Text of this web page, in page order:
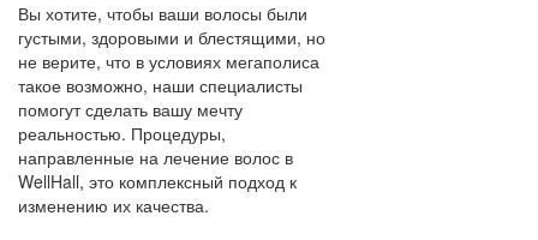
Вы хотите, чтобы ваши волосы были
густыми, здоровыми и блестящими, но
не верите, что в условиях мегаполиса
такое возможно, наши специалисты
помогут сделать вашу мечту
реальностью. Процедуры,
направленные на лечение волос в
WellHall, это комплексный подход к
изменению их качества.